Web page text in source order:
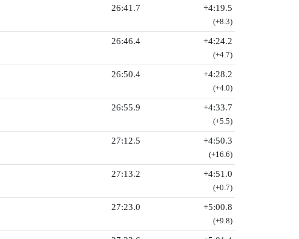
26:41.7 +4:19.5
(+8.3)
26:46.4 +4:24.2
(+4.7)
26:50.4 +4:28.2
(+4.0)
26:55.9 +4:33.7
(+5.5)
27:12.5 +4:50.3
(+16.6)
27:13.2 +4:51.0
(+0.7)
27:23.0 +5:00.8
(+9.8)